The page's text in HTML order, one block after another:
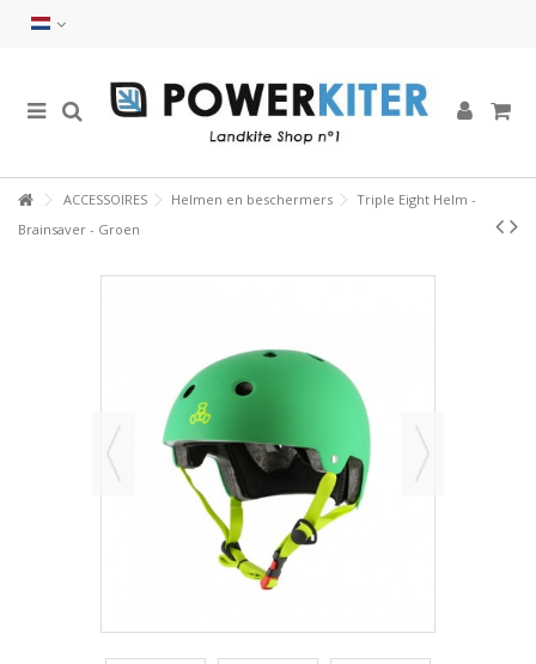
ACCESSOIRES Helmen en beschermers
Triple Eight Helm -
Brainsaver - Groen